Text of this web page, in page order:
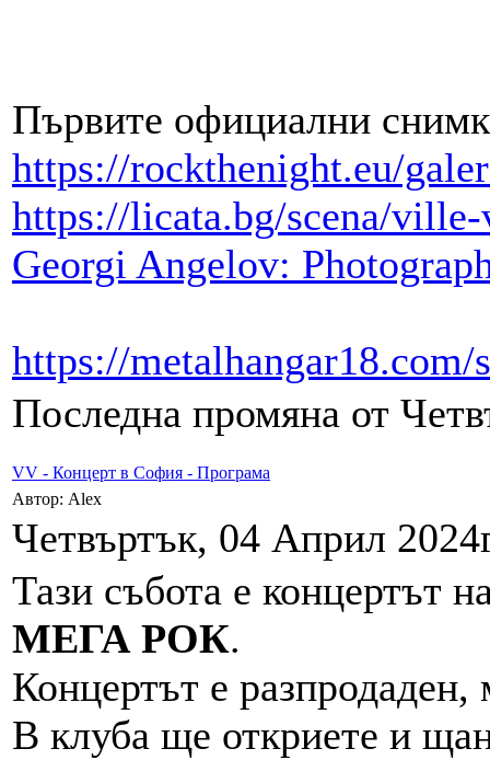
Първите официални
https://rockthenight.eu/
https://licata.bg/scena/
Georgi Angelov:
https://
Последна промяна от
VV - Концерт в София - Програма
Автор: Alex
Четвъртък, 04 Април
Тази събота е концертът
МЕГА РОК.
Концертът е
В клуба ще откриете и